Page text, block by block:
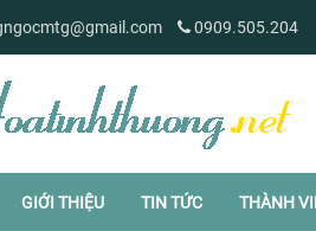
0909.505.204
GIỚI THIỆU TIN TỨC THÀNH